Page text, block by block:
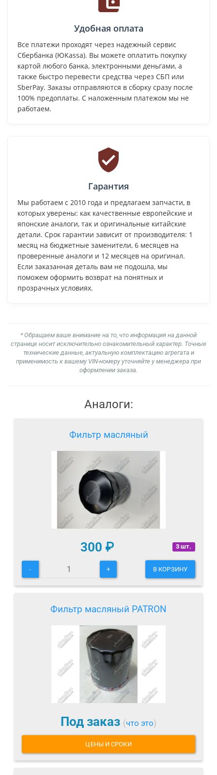
Удобная оплата
Все платежи проходят через надежный сервис
Сбербанка (ЮKassa). Вы можете оплатить покупку
картой любого банка, электронными деньгами, а
также быстро перевести средства через СБП или
SberPay. Заказы отправляются в сборку сразу после
100% предоплаты. С наложенным платежом мы не
работаем.
Гарантия
Мы работаем с 2010 года и предлагаем запчасти, в
которых уверены: как качественные европейские и
японские аналоги, так и оригинальные китайские
детали. Срок гарантии зависит от производителя: 1
месяц на бюджетные заменители, 6 месяцев на
проверенные аналоги и 12 месяцев на оригинал.
Если заказанная деталь вам не подошла, мы
поможем оформить возврат на понятных и
прозрачных условиях.
* Обращаем ваше внимание на то, что информация на данной
странице носит исключительно ознакомительный характер. Точные
технические данные, актуальную комплектацию агрегата и
применимость к вашему VIN-номеру уточняйте у менеджера при
оформлении заказа.
Аналоги:
Фильтр масляный
3 шт.
300 ₽
- + В КОРЗИНУ
Фильтр масляный PATRON
Под заказ (что это)
ЦЕНЫ И СРОКИ